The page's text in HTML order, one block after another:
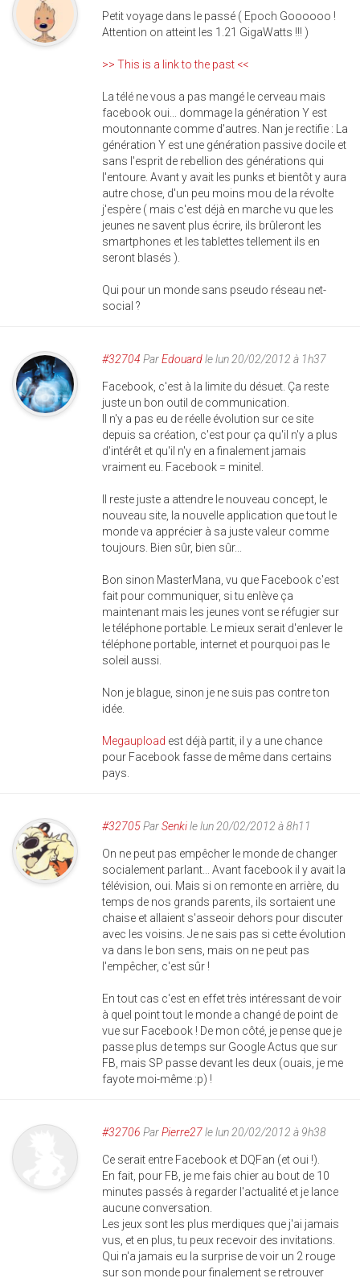
Petit voyage dans le passé ( Epoch Goooooo !
Attention on atteint les 1.21 GigaWatts !!! )
>> This is a link to the past <<
La télé ne vous a pas mangé le cerveau mais
facebook oui... dommage la génération Y est
moutonnante comme d'autres. Nan je rectifie : La
génération Y est une génération passive docile et
sans l'esprit de rebellion des générations qui
l'entoure. Avant y avait les punks et bientôt y aura
autre chose, d'un peu moins mou de la révolte
j'espère ( mais c'est déjà en marche vu que les
jeunes ne savent plus écrire, ils brûleront les
smartphones et les tablettes tellement ils en
seront blasés ).
Qui pour un monde sans pseudo réseau net-
social ?
#32704 ParEdouardle lun 20/02/2012 à 1h37
Facebook, c'est à la limite du désuet. Ça reste
juste un bon outil de communication.
Il n'y a pas eu de réelle évolution sur ce site
depuis sa création, c'est pour ça qu'il n'y a plus
d'intérêt et qu'il n'y en a finalement jamais
vraiment eu. Facebook = minitel.
Il reste juste a attendre le nouveau concept, le
nouveau site, la nouvelle application que tout le
monde va apprécier à sa juste valeur comme
toujours. Bien sûr, bien sûr...
Bon sinon MasterMana, vu que Facebook c'est
fait pour communiquer, si tu enlève ça
maintenant mais les jeunes vont se réfugier sur
le téléphone portable. Le mieux serait d'enlever le
téléphone portable, internet et pourquoi pas le
soleil aussi.
Non je blague, sinon je ne suis pas contre ton
idée.
Megaupload est déjà partit, il y a une chance
pour Facebook fasse de même dans certains
pays.
#32705ParSenkile lun 20/02/2012 à 8h11
On ne peut pas empêcher le monde de changer
socialement parlant... Avant facebook il y avait la
télévision, oui. Mais si on remonte en arrière, du
temps de nos grands parents, ils sortaient une
chaise et allaient s'asseoir dehors pour discuter
avec les voisins. Je ne sais pas si cette évolution
va dans le bon sens, mais on ne peut pas
l'empêcher, c'est sûr !
En tout cas c'est en effet très intéressant de voir
à quel point tout le monde a changé de point de
vue sur Facebook ! De mon côté, je pense que je
passe plus de temps sur Google Actus que sur
FB, mais SP passe devant les deux (ouais, je me
fayote moi-même :p) !
#32706 ParPierre27le lun 20/02/2012 à 9h38
Ce serait entre Facebook et DQFan (et oui !).
En fait, pour FB, je me fais chier au bout de 10
minutes passés à regarder l'actualité et je lance
aucune conversation.
Les jeux sont les plus merdiques que j'ai jamais
vus, et en plus, tu peux recevoir des invitations.
Qui n'a jamais eu la surprise de voir un 2 rouge
sur son monde pour finalement se retrouver